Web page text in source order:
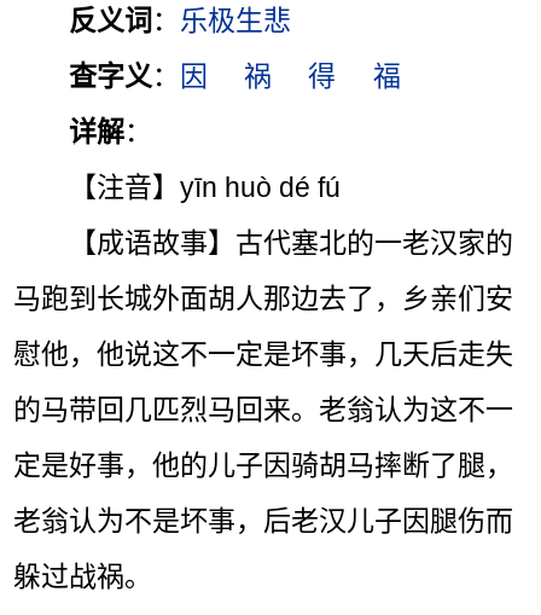
反义词 ： 乐极生悲
查字义 ： 因 祸 得
福
详解：
【注音】yīn huò dé fú
【成语故事】古代塞北的一老汉家的
马跑到长城外面胡人那边去了，乡亲们安
慰他，他说这不一定是坏事，几天后走失
的马带回几匹烈马回来。老翁认为这不一
定是好事，他的儿子因骑胡马摔断了腿，
老翁认为不是坏事，后老汉儿子因腿伤而
躲过战祸。